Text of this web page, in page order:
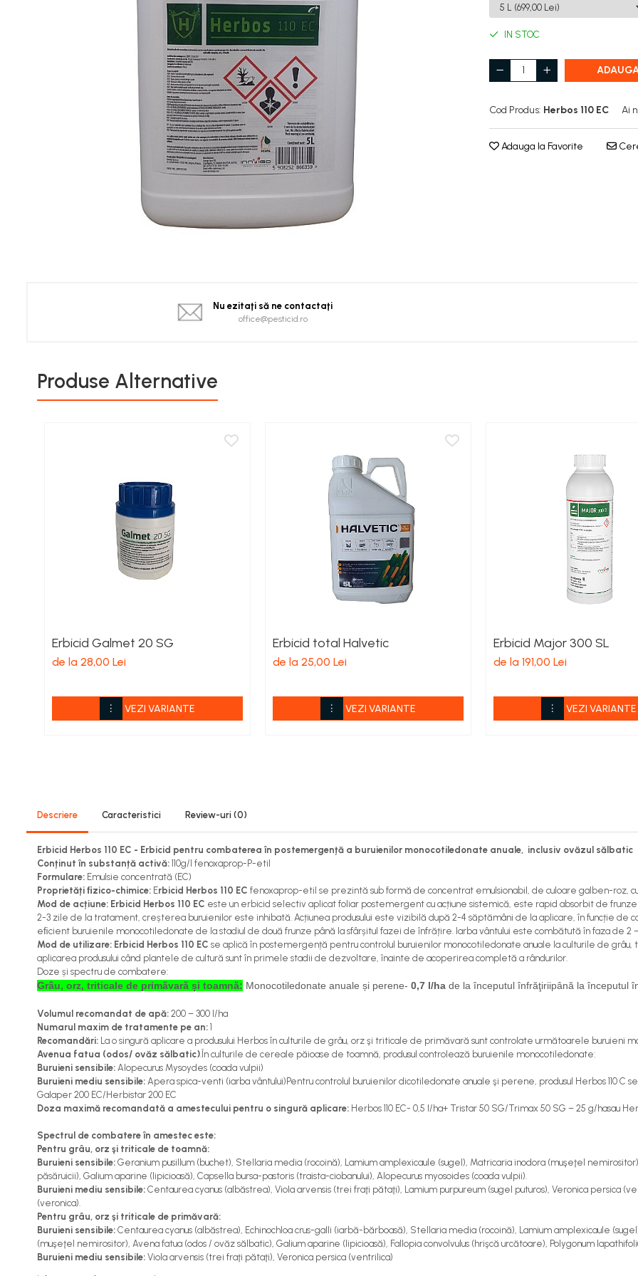
Fasole și mazăre
Semințe gazon
Viță de vie
Fungicide
Viță de vie
Livezi
Sfeclă
Soia, Mazăre, Fasole
Legume
Insecticide
Porumb
Floarea soarelui
Cereale păioase
Rapiță
Sfeclă
Lucernă și plante furajere
Viță de vie
Cartofi
Adjuvanți
Acaricide
Dezinfectanți de sol
Îngrășăminte
Îngrășăminte lichide
Îngrășăminte foliare
hidrosolubile
IN STOC
Cod Produs: Herbos 110 EC Ai
Adauga la Favorite
Nu ezitaţi să ne contactaţi
office@pesticid.ro
Produse Alternative
Erbicid Galmet 20 SG
de la 28,00 Lei
VEZI VARIANTE
Erbicid total Halvetic
de la 25,00 Lei
VEZI VARIANTE
Erbicid Major 300 SL
de la 191,00 Lei
VEZI VARIANTE
Descriere Caracteristici Review-uri (0)
Erbicid Herbos 110 EC - Erbicid pentru combaterea în postemergență a buruienilor monocotiledonate anuale, inclusiv ovăzul sălbatic
Conținut în substanță activă: 110g/l fenoxaprop-P-etil
Formulare: Emulsie concentrată (EC)
Proprietăți ﬁzico-chimice: Erbicid Herbos 110 EC fenoxaprop-etil se prezintă sub formă de concentrat emulsionabil, de culoare galben-roz,
Mod de acțiune: Erbicid Herbos 110 EC este un erbicid selectiv aplicat foliar postemergent cu acțiune sistemică, este rapid absorbit de
2-3 zile de la tratament, creșterea buruienilor este inhibată. Acțiunea produsului este vizibilă după 2-4 săptămâni de la aplicare, în funcție de
eﬁcient buruienile monocotiledonate de la stadiul de două frunze până la sfârșitul fazei de înfrățire. Iarba vântului este combătută în faza de 2
Mod de utilizare: Erbicid Herbos 110 EC se aplică în postemergență pentru controlul buruienilor monocotiledonate anuale la culturile de
aplicarea produsului când plantele de cultură sunt în primele stadii de dezvoltare, înainte de acoperirea completă a rândurilor.
Doze și spectru de combatere:
Grâu, orz, triticale de primăvară și toamnă: Monocotiledonate anuale și perene- 0,7 l/ha de la începutul înfrăţiriipână la începutul
Volumul recomandat de apă: 200 – 300 I/ha
Numarul maxim de tratamente pe an: 1
Recomandări: La o singură aplicare a produsului Herbos în culturile de grâu, orz şi triticale de primăvară sunt controlate următoarele buruieni
Avenua fatua (odos/ ovăz sălbatic).În culturile de cereale păioase de toamnă, produsul controlează buruienile monocotiledonate:
Buruieni sensibile: Alopecurus Mysoydes (coada vulpii)
Buruieni mediu sensibile: Apera spica-venti (iarba vântului)Pentru controlul buruienilor dicotiledonate anuale şi perene, produsul Herbos 110 C
Galaper 200 EC/Herbistar 200 EC
Doza maximă recomandată a amestecului pentru o singură aplicare: Herbos 110 EC- 0,5 I/ha+ Tristar 50 SG/Trimax 50 SG – 25 g/hasau
Spectrul de combatere în amestec este:
Pentru grâu, orz şi triticale de toamnă:
Buruieni sensibile: Geranium pusillum (buchet), Stellaria media (rocoină), Lamium amplexicaule (sugel), Matricaria inodora (muşeţel
păsăruicii), Galium aparine (lipicioasă), Capsella bursa-pastoris (trais­ta-ciobanului), Alopecurus myosoides (coada vulpii).
Buruieni mediu sensibile: Centaurea cyanus (albăstrea), Viola arvensis (trei fraţi pătaţi), Lamium purpureum (sugel puturos), Veronica persica
(veronica).
Pentru grâu, orz şi triticale de primăvară:
Buruieni sensibile: Centaurea cyanus (albăstrea), Echinochloa crus-galli (iarbă-bărboasă), Stellaria media (rocoină), Lamium amplexicaule
(muşeţel nemirositor), Avena fatua (odos / ovăz sălbatic), Galium aparine (lipicioasă), Fallopia convolvulus (hrişcă urcătoare), Polygonum
Buruieni mediu sensibile: Viola arvensis (trei fraţi pătaţi), Veronica persica (ventrilica)